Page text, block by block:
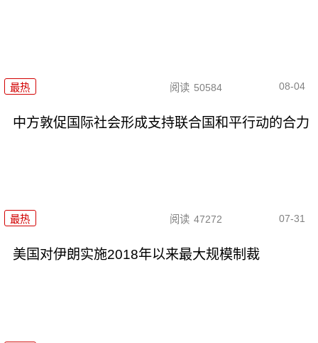
最热 阅读 50584 08-04
中方敦促国际社会形成支持联合国和平行动的合力
最热 阅读 47272 07-31
美国对伊朗实施2018年以来最大规模制裁